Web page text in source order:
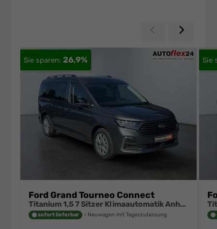
Zurück
26,9%
Ford Grand Tourneo Connect
Titanium 1,5 7 Sitzer Klimaautomatik Anhängerkupplung Sitzheizung Einparkhilfe Kamera 17 Zoll Leichtmetall ACC
sofort lieferbar Neuwagen mit Tageszulassung